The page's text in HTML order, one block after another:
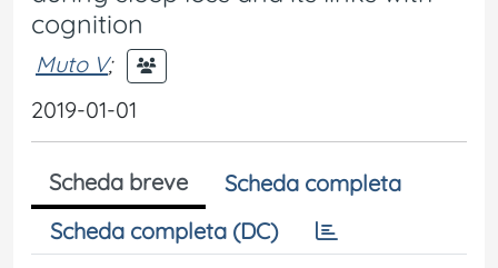
cognition
Muto V;
2019-01-01
Scheda breve
Scheda completa
Scheda completa (DC)